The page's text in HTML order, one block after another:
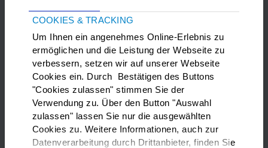
COOKIES & TRACKING
Um Ihnen ein angenehmes Online-Erlebnis zu
ermöglichen und die Leistung der Webseite zu
verbessern, setzen wir auf unserer Webseite
Cookies ein. Durch Bestätigen des Buttons
"Cookies zulassen" stimmen Sie der
Verwendung zu. Über den Button "Auswahl
zulassen" lassen Sie nur die ausgewählten
Cookies zu. Weitere Informationen, auch zur
Datenverarbeitung durch Drittanbieter, finden Sie
in die Welt der Bewerbungen
einzutauchen.
WANN ? Donnerstag, 21.09.2023,
Beginn 13:30 Uhr
WO? BIZ
(Berufsinformationszentrum),
Agentur für Arbeit, Rangstraße 4,
36037 Fulda